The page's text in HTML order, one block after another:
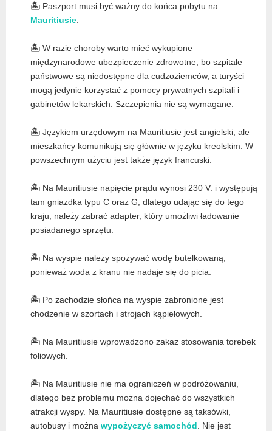
🏝️ Paszport musi być ważny do końca pobytu na
Mauritiusie
🏝️ W razie choroby warto mieć wykupione
międzynarodowe ubezpieczenie zdrowotne, bo szpitale
państwowe są niedostępne dla cudzoziemców, a turyści
mogą jedynie korzystać z pomocy prywatnych szpitali i
gabinetów lekarskich. Szczepienia nie są wymagane.
🏝️ Językiem urzędowym na Mauritiusie jest angielski, ale
mieszkańcy komunikują się głównie w języku kreolskim. W
powszechnym użyciu jest także język francuski.
🏝️ Na Mauritiusie napięcie prądu wynosi 230 V. i występują
tam gniazdka typu C oraz G, dlatego udając się do tego
kraju, należy zabrać adapter, który umożliwi ładowanie
posiadanego sprzętu.
🏝️ Na wyspie należy spożywać wodę butelkowaną,
ponieważ woda z kranu nie nadaje się do picia.
🏝️ Po zachodzie słońca na wyspie zabronione jest
chodzenie w szortach i strojach kąpielowych.
🏝️ Na Mauritiusie wprowadzono zakaz stosowania torebek
foliowych.
🏝️ Na Mauritiusie nie ma ograniczeń w podróżowaniu,
dlatego bez problemu można dojechać do wszystkich
atrakcji wyspy. Na Mauritiusie dostępne są taksówki,
autobusy i można wypożyczyć samochód . Nie jest